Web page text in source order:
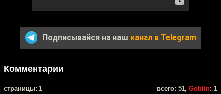
Подписывайся на наш канал в Telegram
Комментарии
cтраницы: 1 всего: 51, Goblin: 1